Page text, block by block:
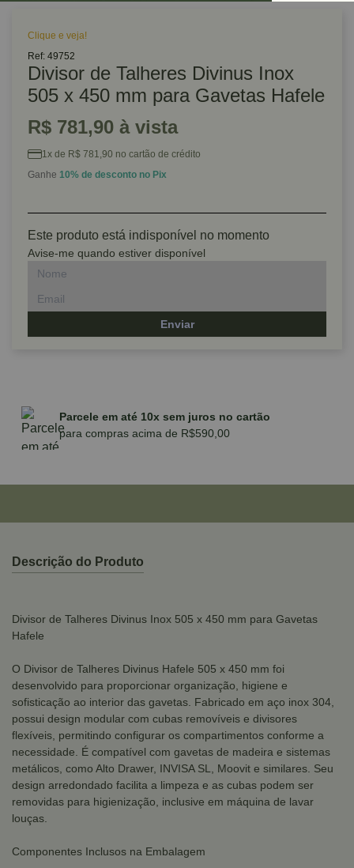
Clique e veja!
Ref: 49752
Divisor de Talheres Divinus Inox
505 x 450 mm para Gavetas Hafele
R$ 781,90 à vista
1x de R$ 781,90 no cartão de crédito
Ganhe 10% de desconto no Pix
Este produto está indisponível no momento
Avise-me quando estiver disponível
Enviar
Parcele em até 10x sem juros no cartão
para compras acima de R$590,00
Descrição do Produto
Divisor de Talheres Divinus Inox 505 x 450 mm para Gavetas
Hafele
O Divisor de Talheres Divinus Hafele 505 x 450 mm foi
desenvolvido para proporcionar organização, higiene e
sofisticação ao interior das gavetas. Fabricado em aço inox 304,
possui design modular com cubas removíveis e divisores
flexíveis, permitindo configurar os compartimentos conforme a
necessidade. É compatível com gavetas de madeira e sistemas
metálicos, como Alto Drawer, INVISA SL, Moovit e similares. Seu
design arredondado facilita a limpeza e as cubas podem ser
removidas para higienização, inclusive em máquina de lavar
louças.
Componentes Inclusos na Embalagem